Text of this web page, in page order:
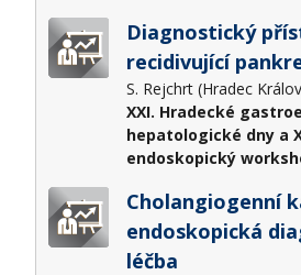
Diagnostický
recidivující
S. Rejchrt (Hradec
XXI. Hradecké
hepatologické dny a
endoskopický
Cholangiogenní
endoskopická
léčba